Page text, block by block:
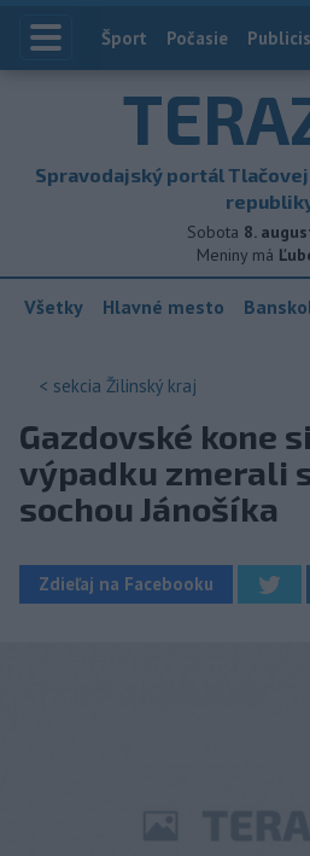
Index
Šport Počasie
Spravodajský portál
Sobota 8.
Meniny má
Všetky Hlavné mesto
< sekcia Žilinský kraj
Gazdovské kone
výpadku zmerali
sochou Jánošíka
Zdieľaj na Facebooku